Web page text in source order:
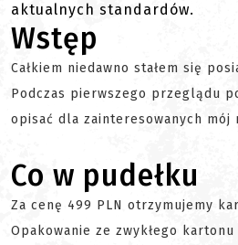
aktualnych standardów.
Wstęp
Całkiem niedawno stałem się
Podczas pierwszego przeglądu
opisać dla zainteresowanych mój
Co w pudełku
Za cenę 499 PLN otrzymujemy
Opakowanie ze zwykłego